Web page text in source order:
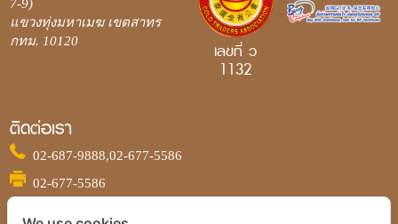
7-9)
แขวงทุ่งมหาเมฆ เขตสาทร
กทม. 10120
เลขที่ ว
1132
ติดต่อเรา
02-687-9888,02-677-5586
02-677-5586